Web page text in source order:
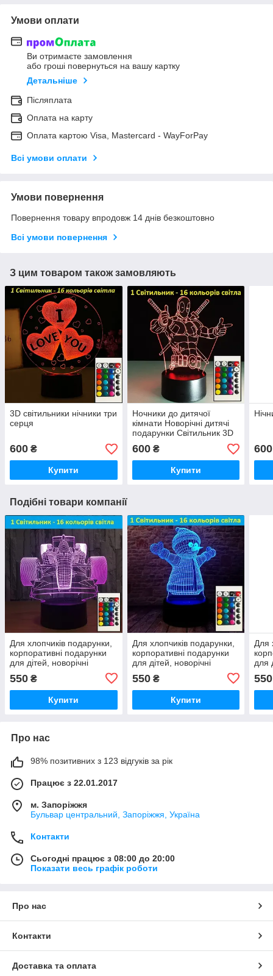
Умови оплати
Ви отримаєте замовлення
або гроші повернуться на вашу картку
Детальніше
Післяплата
Оплата на карту
Оплата картою Visa, Mastercard - WayForPay
Всі умови оплати
Умови повернення
Повернення товару впродовж 14 днів безкоштовно
Всі умови повернення
З цим товаром також замовляють
3D світильники нічники три
серця
600 ₴
Купити
Ночники до дитячої
кімнати Новорічні дитячі
подарунки Світильник 3D
Дедпул
600₴
Купити
600
Подібні товари компанії
Для хлопчиків подарунки,
корпоративні подарунки
для дітей, новорічні
подарунки для хлопчиків
550 ₴
Купити
Для хлопчиків подарунки,
корпоративні подарунки
для дітей, новорічні
подарунки для хлопчиків
550₴
Купити
Для
для
550
Про нас
98% позитивних з 123 відгуків за рік
Працює з 22.01.2017
м. Запоріжжя
Бульвар центральний, Запоріжжя, Україна
Контакти
Сьогодні працює з 08:00 до 20:00
Показати весь графік роботи
Про нас
Контакти
Доставка та оплата